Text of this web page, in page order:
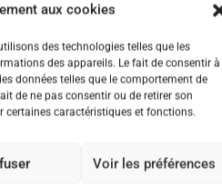
aux cookies
des technologies telles que les
des appareils. Le fait de consentir à
données telles que le comportement de
de ne pas consentir ou de retirer son
caractéristiques et fonctions.
Voir les préférences
commentaire.